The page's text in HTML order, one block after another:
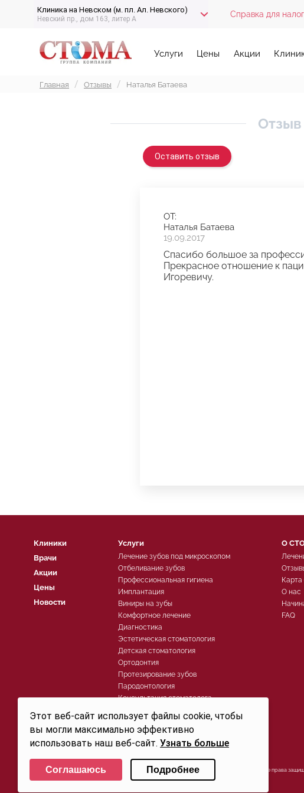
Клиника на Невском (м. пл. Ал. Невского)
Невский пр., дом 163, литер А Справка для
Услуги Цены Акции
Главная Отзывы Наталья Батаева
Отзыв
Оставить отзыв
ОТ:
Наталья Батаева
19.09.2017
Спасибо большое за
Прекрасное отношение к
Игоревичу.
Клиники
Врачи
Акции
Цены
Новости
Услуги
Лечение зубов под микроскопом
Отбеливание зубов
Профессиональная гигиена
Имплантация
Виниры на зубы
Комфортное лечение
Диагностика
Эстетическая стоматология
Детская стоматология
Ортодонтия
Протезирование зубов
Пародонтология
Консультация стоматолога
Хирургическая стоматология
Лечение зубов
О
Карта
О нас
FAQ
Политика конфиденциальности
Свидетельство на товарный знак (знак обслуживания) №250906 действует до 30.07.2032г. Все права
Этот веб-сайт использует файлы cookie, чтобы
вы могли максимально эффективно
использовать наш веб-сайт. Узнать больше
Минимальные Аналитические/Функциональные
Соглашаюсь Подробнее